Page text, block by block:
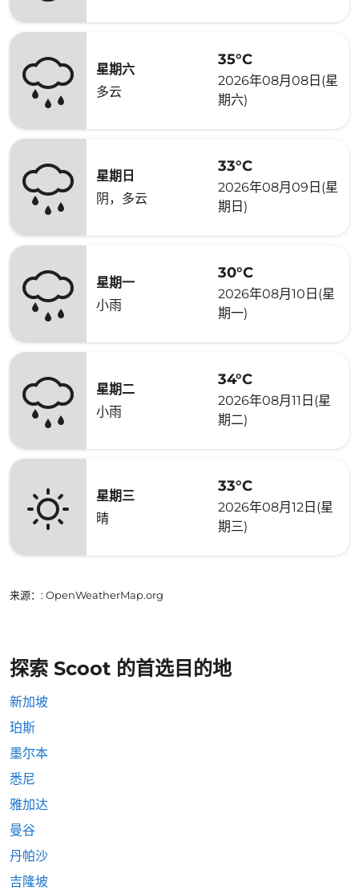
星期六
多云
35°C
2026年08月08日(星
期六)
星期日
阴，多云
33°C
2026年08月09日(星
期日)
星期一
小雨
30°C
2026年08月10日(星
期一)
星期二
小雨
34°C
2026年08月11日(星
期二)
星期三
晴
33°C
2026年08月12日(星
期三)
来源： : OpenWeatherMap.org
探索 Scoot 的首选目的地
新加坡
珀斯
墨尔本
悉尼
雅加达
曼谷
丹帕沙
吉隆坡